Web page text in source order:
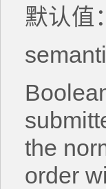
默认值
the
order